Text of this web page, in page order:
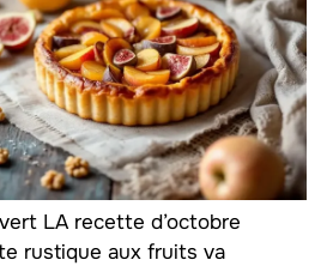
LA recette d’octobre
rustique aux fruits va